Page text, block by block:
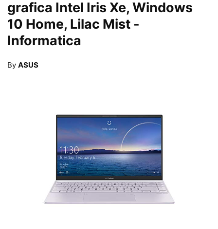
grafica Intel Iris Xe, Windows
10 Home, Lilac Mist -
Informatica
By ASUS